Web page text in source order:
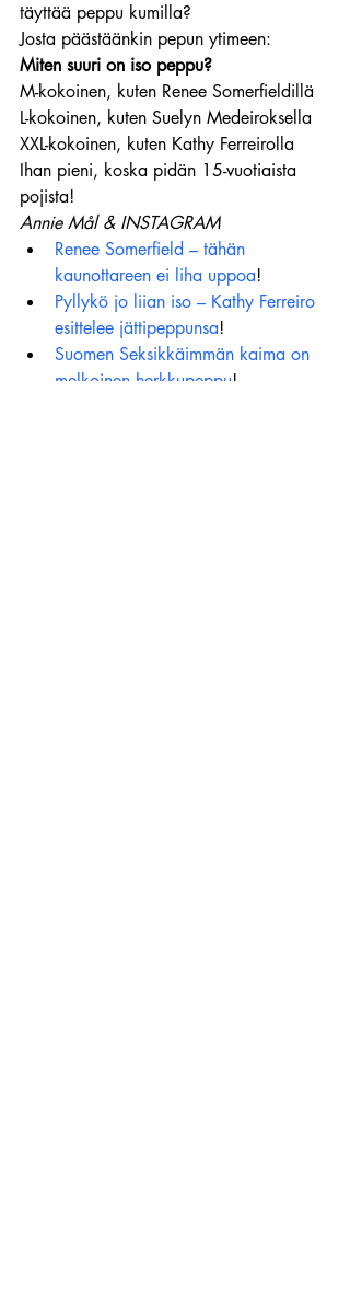
täyttää peppu kumilla?
Josta päästäänkin pepun ytimeen:
Miten suuri on iso peppu?
M-kokoinen, kuten Renee Somerfieldillä
L-kokoinen, kuten Suelyn Medeiroksella
XXL-kokoinen, kuten Kathy Ferreirolla
Ihan pieni, koska pidän 15-vuotiaista
pojista!
Annie Mål & INSTAGRAM
Renee Somerfield – tähän
kaunottareen ei liha uppoa!
Pyllykö jo liian iso – Kathy Ferreiro
esittelee jättipeppunsa!
Suomen Seksikkäimmän kaima on
melkoinen herkkupeppu!